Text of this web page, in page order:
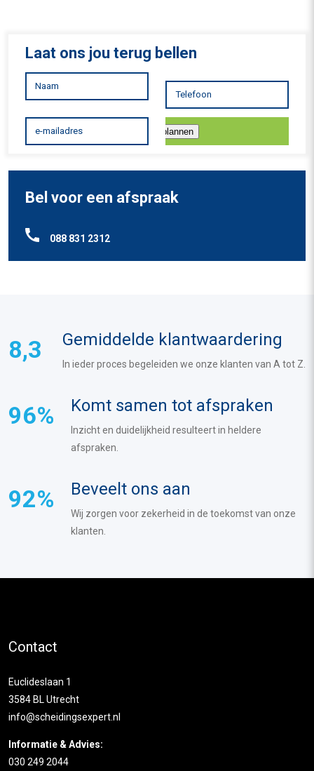
Laat ons jou terug bellen
Inplannen
Bel voor een afspraak
088 831 2312
8,3 Gemiddelde klantwaardering
In ieder proces begeleiden we onze klanten van A tot Z.
96% Komt samen tot afspraken
Inzicht en duidelijkheid resulteert in heldere
afspraken.
92% Beveelt ons aan
Wij zorgen voor zekerheid in de toekomst van onze
klanten.
Contact
Euclideslaan 1
3584 BL Utrecht
info@scheidingsexpert.nl
Informatie & Advies:
030 249 2044